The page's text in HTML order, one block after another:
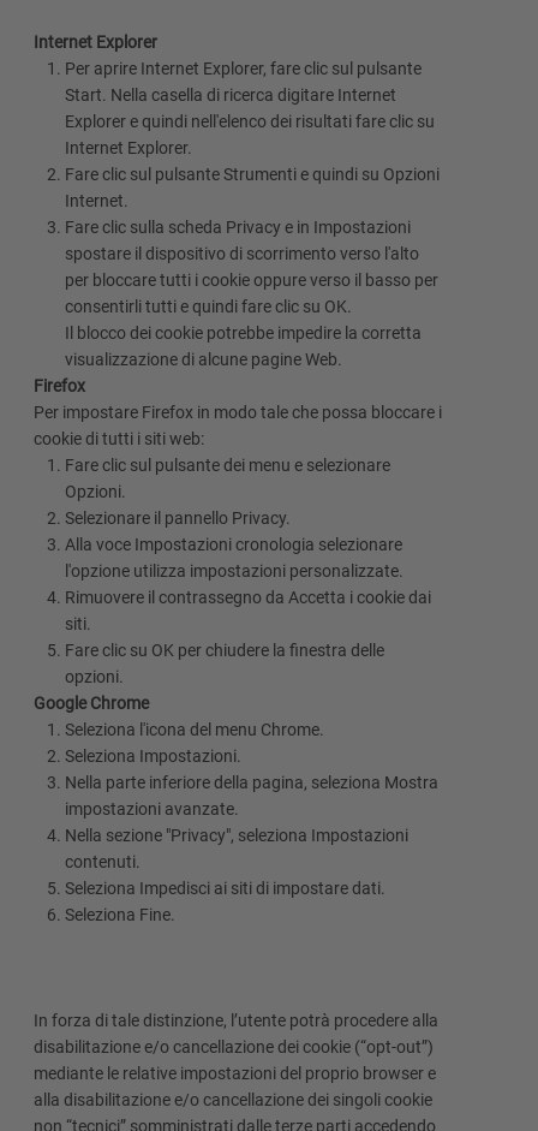
Internet Explorer
Per aprire Internet Explorer, fare clic sul pulsante
Start. Nella casella di ricerca digitare Internet
Explorer e quindi nell'elenco dei risultati fare clic su
Internet Explorer.
Fare clic sul pulsante Strumenti e quindi su Opzioni
Internet.
Fare clic sulla scheda Privacy e in Impostazioni
spostare il dispositivo di scorrimento verso l'alto
per bloccare tutti i cookie oppure verso il basso per
consentirli tutti e quindi fare clic su OK.
Il blocco dei cookie potrebbe impedire la corretta
visualizzazione di alcune pagine Web.
Firefox
Per impostare Firefox in modo tale che possa bloccare i
cookie di tutti i siti web:
Fare clic sul pulsante dei menu e selezionare
Opzioni.
Selezionare il pannello Privacy.
Alla voce Impostazioni cronologia selezionare
l'opzione utilizza impostazioni personalizzate.
Rimuovere il contrassegno da Accetta i cookie dai
siti.
Fare clic su OK per chiudere la finestra delle
opzioni.
Google Chrome
Seleziona l'icona del menu Chrome.
Seleziona Impostazioni.
Nella parte inferiore della pagina, seleziona Mostra
impostazioni avanzate.
Nella sezione "Privacy", seleziona Impostazioni
contenuti.
Seleziona Impedisci ai siti di impostare dati.
Seleziona Fine.
In forza di tale distinzione, l’utente potrà procedere alla
disabilitazione e/o cancellazione dei cookie (“opt-out”)
mediante le relative impostazioni del proprio browser e
alla disabilitazione e/o cancellazione dei singoli cookie
non “tecnici” somministrati dalle terze parti accedendo